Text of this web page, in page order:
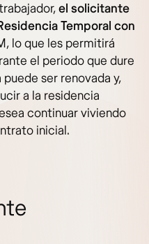
el solicitante
Temporal con
lo que les permitirá
el periodo que dure
ser renovada y,
a la residencia
continuar viviendo
inicial.